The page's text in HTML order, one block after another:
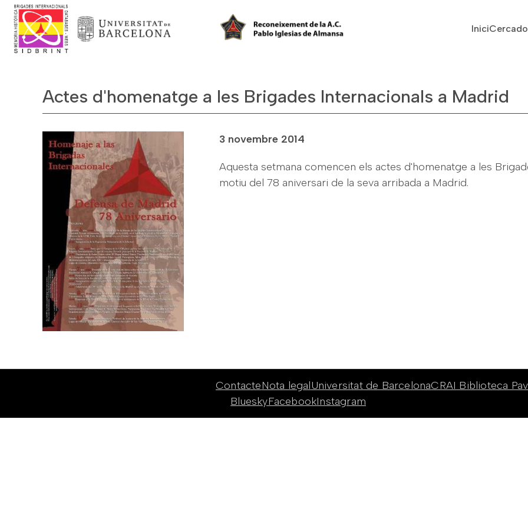
Inici
Actes d'homenatge a les Brigades Internacionals a Madrid
3 novembre 2014
Aquesta setmana comencen els actes d'homenatge a les
motiu del 78 aniversari de la seva arribada a Madrid.
ContacteNota legalUniversitat de BarcelonaCRAI Biblioteca
BlueskyFacebookInstagram